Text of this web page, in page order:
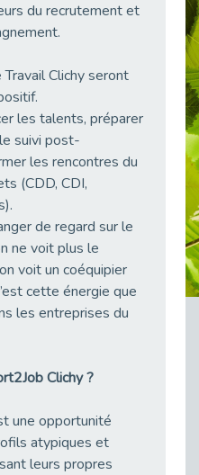
L’équipe de Cap Emploi 92 s’agrandit : Bienvenue à Charmila, Khoudia et Fadila !
[RETOUR SUR] Une session de recrutement inclusive réussie à Asnières !
Emploi et Handicap : Une alliance de style entre Cap Emploi 92 et La Cravate Solidaire
Cap Emploi 92 s'engage pour la santé mentale : La formation PSSM au cœur de l'accompagnement
Journée mondiale de la maladie de Parkinson : Mieux comprendre pour mieux accompagner
L’alternance pour tous : Cap Emploi 92 et Seine Ouest Entreprise et Emploi mobilisés à Boulogne-Billancourt
"Dois-je préciser que je suis handicapé sur mon CV?"
du recrutement et
Clichy seront
les talents, préparer
suivi post-
les rencontres du
(CDD, CDI,
de regard sur le
ne voit plus le
voit un coéquipier
cette énergie que
les entreprises du
Clichy ?
une opportunité
atypiques et
leurs propres